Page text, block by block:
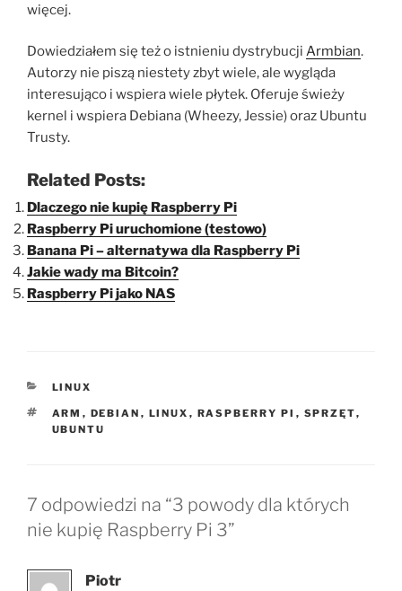
więcej.
Dowiedziałem się też o istnieniu dystrybucji Armbian.
Autorzy nie piszą niestety zbyt wiele, ale wygląda
interesująco i wspiera wiele płytek. Oferuje świeży
kernel i wspiera Debiana (Wheezy, Jessie) oraz Ubuntu
Trusty.
Related Posts:
Dlaczego nie kupię Raspberry Pi
Raspberry Pi uruchomione (testowo)
Banana Pi – alternatywa dla Raspberry Pi
Jakie wady ma Bitcoin?
Raspberry Pi jako NAS
KATEGORIE
LINUX
TAGI
ARM , DEBIAN , LINUX , RASPBERRY PI , SPRZĘT,
UBUNTU
7 odpowiedzi na “3 powody dla których
nie kupię Raspberry Pi 3”
Piotr